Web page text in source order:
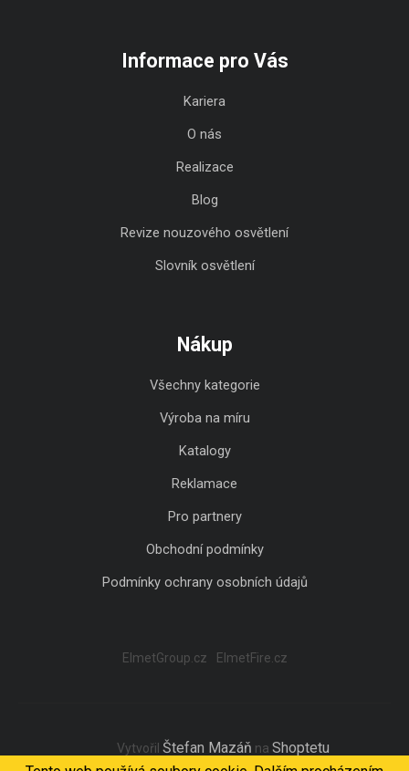
Informace pro Vás
Kariera
O nás
Realizace
Blog
Revize nouzového osvětlení
Slovník osvětlení
Nákup
Všechny kategorie
Výroba na míru
Katalogy
Reklamace
Pro partnery
Obchodní podmínky
Podmínky ochrany osobních údajů
ElmetGroup.cz ElmetFire.cz
Vytvořil Štefan Mazáň na Shoptetu